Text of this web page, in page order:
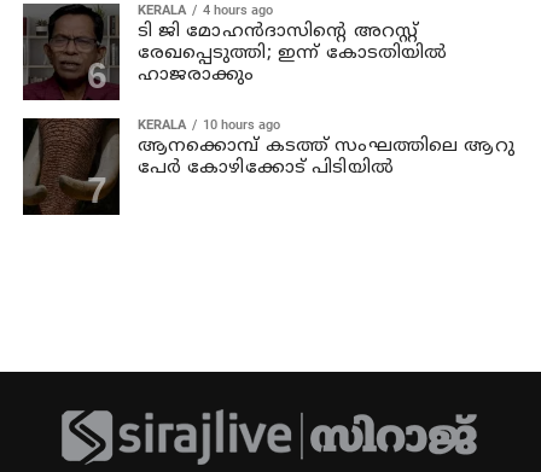
KERALA 4 hours ago
ടി ജി മോഹന്‍ദാസിന്റെ അറസ്റ്റ്
രേഖപ്പെടുത്തി; ഇന്ന് കോടതിയില്‍
ഹാജരാക്കും
KERALA 10 hours ago
ആനക്കൊമ്പ് കടത്ത് സംഘത്തിലെ ആറു
പേര്‍ കോഴിക്കോട് പിടിയില്‍